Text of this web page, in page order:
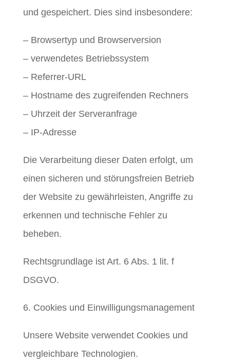
und gespeichert. Dies sind insbesondere:
– Browsertyp und Browserversion
– verwendetes Betriebssystem
– Referrer-URL
– Hostname des zugreifenden Rechners
– Uhrzeit der Serveranfrage
– IP-Adresse
Die Verarbeitung dieser Daten erfolgt, um
einen sicheren und störungsfreien Betrieb
der Website zu gewährleisten, Angriffe zu
erkennen und technische Fehler zu
beheben.
Rechtsgrundlage ist Art. 6 Abs. 1 lit. f
DSGVO.
6. Cookies und Einwilligungsmanagement
Unsere Website verwendet Cookies und
vergleichbare Technologien.